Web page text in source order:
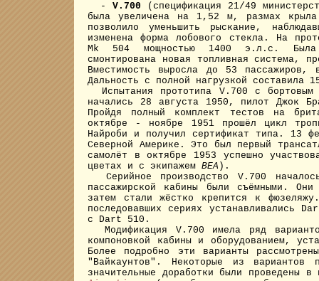
-V.700 (спецификация 21/49
была увеличена на 1,52 м, размах
позволило уменьшить рыскание,
изменена форма лобового стекла. На
Mk 504 мощностью 1400 э.л.с. Была
смонтирована новая топливная система,
Вместимость выросла до 53
Дальность с полной нагрузкой составила
Испытания прототипа V.700 с
начались 28 августа 1950, пилот Джок
Пройдя полный комплект тестов на
октябре - ноябре 1951 прошёл цикл
Найроби и получил сертификат типа. 13
Северной Америке. Это был первый
самолёт в октябре 1953 успешно
цветах и с экипажем BEA ).
Серийное производство V.700
пассажирской кабины были съёмными.
затем стали жёстко крепится к
последовавших сериях устанавливались
с Dart 510.
Модификация V.700 имела ряд
компоновкой кабины и оборудованием,
Более подробно эти варианты
"Вайкаунтов". Некоторые из вариантов
значительные доработки были проведены